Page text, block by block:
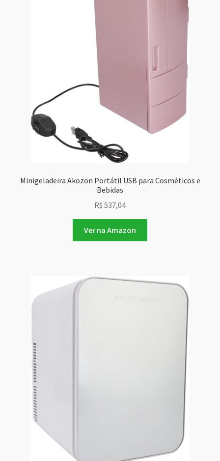
Minigeladeira Akozon Portátil USB para Cosméticos e
Bebidas
R$ 537,04
Ver na Amazon